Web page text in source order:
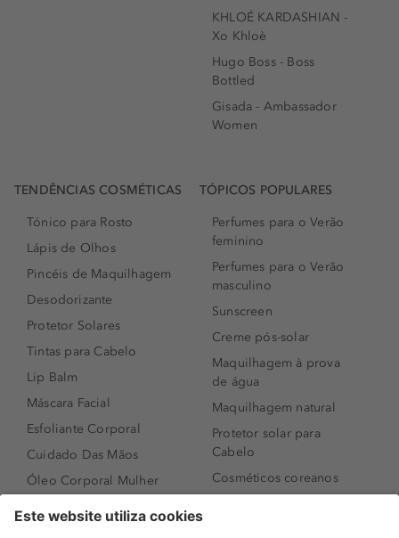
KHLOÉ KARDASHIAN -
Xo Khloè
Hugo Boss - Boss
Bottled
Gisada - Ambassador
Women
TENDÊNCIAS COSMÉTICAS
Tónico para Rosto
Lápis de Olhos
Pincéis de Maquilhagem
Desodorizante
Protetor Solares
Tintas para Cabelo
Lip Balm
Máscara Facial
Esfoliante Corporal
Cuidado Das Mãos
Óleo Corporal Mulher
TÓPICOS POPULARES
Perfumes para o Verão
feminino
Perfumes para o Verão
masculino
Sunscreen
Creme pós-solar
Maquilhagem à prova
de água
Maquilhagem natural
Protetor solar para
Cabelo
Cosméticos coreanos